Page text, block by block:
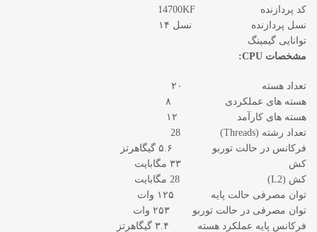
کد پردازنده 14700KF
نسل پردازنده نسل ۱۴
توانایی گیمینگ
مشخصات CPU:
تعداد هسته ۲۰
هسته های عملکردی ۸
هسته های کارآمد ۱۲
تعداد رشته (Threads) 28
فرکانس در حالت توربو ۵.۶ گیگاهرتز
کش ۳۳ مگابایت
کش (L2) 28 مگابایت
توان مصرفی حالت پایه ۱۲۵ وات
توان مصرفی در حالت توربو ۲۵۳ وات
فرکانس پایه عملکرد هسته ۳.۴ گیگاهرتز